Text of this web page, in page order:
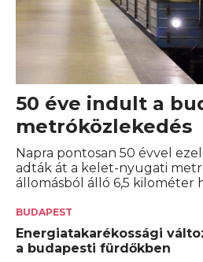
50 éve indult a
metróközlekedés
Napra pontosan 50 évvel
adták át a kelet-nyugati
állomásból álló 6,5 kilométer
BUDAPEST
Energiatakarékossági
a budapesti fürdőkben